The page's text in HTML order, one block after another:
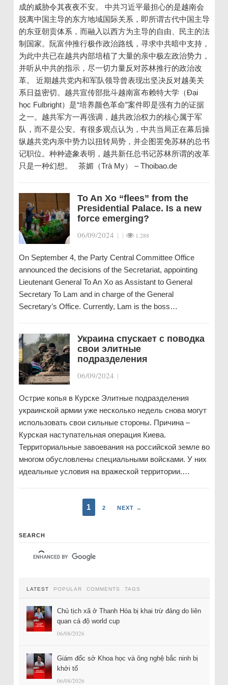
成的威胁令其夜夜不安。 中共习近平最担心的是越南会
脱离中国主导的东方地域国际关系，即所谓古代中国主导
的东亚朝贡体系，而融入以西方为主导的自由、民主的法
制国家。阮富仲推行极作政治路线，寻求中共暗中支持，
为此中共已在越共内部培植了大量的亲中极左政治势力，
并听从中共的指示，尽一切力量反对苏林推行的政治改
革。 近期越共党内和军队领导曾表现出坚决反对越美关
系日益密切。越共宣传部批斗越南富布赖特大学（Đại
học Fulbright）是“培养颜色革命”案件即是强有力的证据
之一。越共军方一再强调，越共政治权力的核心属于军
队，而不是公安。有很多观点认为，中共当局正在幕后操
纵越共党内亲中势力以扭转局势，并企图罢免苏林的总书
记职位。种种迹象表明，越共新任总书记苏林所谓的改革
只是一种幻想。 茶媚（Trà My） – Thoibao.de
To An Xo “flees” from the
Presidential Palace. Is a new
force emerging?
06/09/2024 | | 1.288
On September 4, the Party Central Committee Office
announced the decisions of the Secretariat, appointing
Lieutenant General To An Xo as Assistant to General
Secretary To Lam and in charge of the General
Secretary’s Office. Currently, Lam is the boss…
Украина спускает с поводка
свои элитные
подразделения
06/09/2024 |
Острие копья в Курске Элитные подразделения
украинской армии уже несколько недель снова могут
использовать свои сильные стороны. Причина –
Курская наступательная операция Киева.
Территориальные завоевания на российской земле во
многом обусловлены специальными войсками. У них
идеальные условия на вражеской территории.…
1 2 NEXT →
SEARCH
LATEST POPULAR COMMENTS TAGS
Chủ tịch xã ở Thanh Hóa bị khai trừ đảng do liên
quan cá độ world cup
06/08/2026
Giám đốc sở Khoa học và ông nghệ bắc ninh bị
khởi tố
06/08/2026